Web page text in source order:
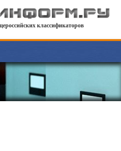
классификаторов